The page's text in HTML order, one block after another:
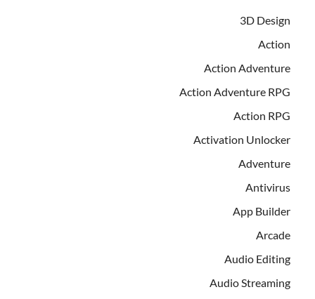
3D Design
Action
Action Adventure
Action Adventure RPG
Action RPG
Activation Unlocker
Adventure
Antivirus
App Builder
Arcade
Audio Editing
Audio Streaming